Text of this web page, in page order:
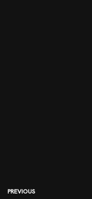
PREVIOUS